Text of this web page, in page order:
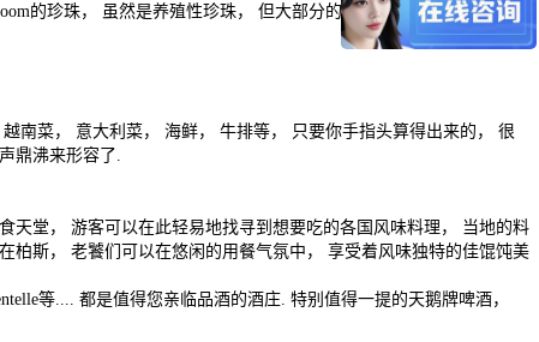
的珍珠， 虽然是养殖性珍珠， 但大部分的珍珠饰品都强调每颗珍珠
南菜， 意大利菜， 海鲜， 牛排等， 只要你手指头算得出来的， 很
鼎沸来形容了.
天堂， 游客可以在此轻易地找寻到想要吃的各国风味料理， 当地的料
柏斯， 老饕们可以在悠闲的用餐气氛中， 享受着风味独特的佳馄饨美
等.... 都是值得您亲临品酒的酒庄. 特别值得一提的天鹅牌啤酒，